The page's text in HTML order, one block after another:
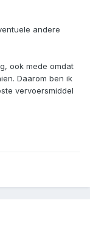
andere
ook mede omdat
Daarom ben ik
vervoersmiddel